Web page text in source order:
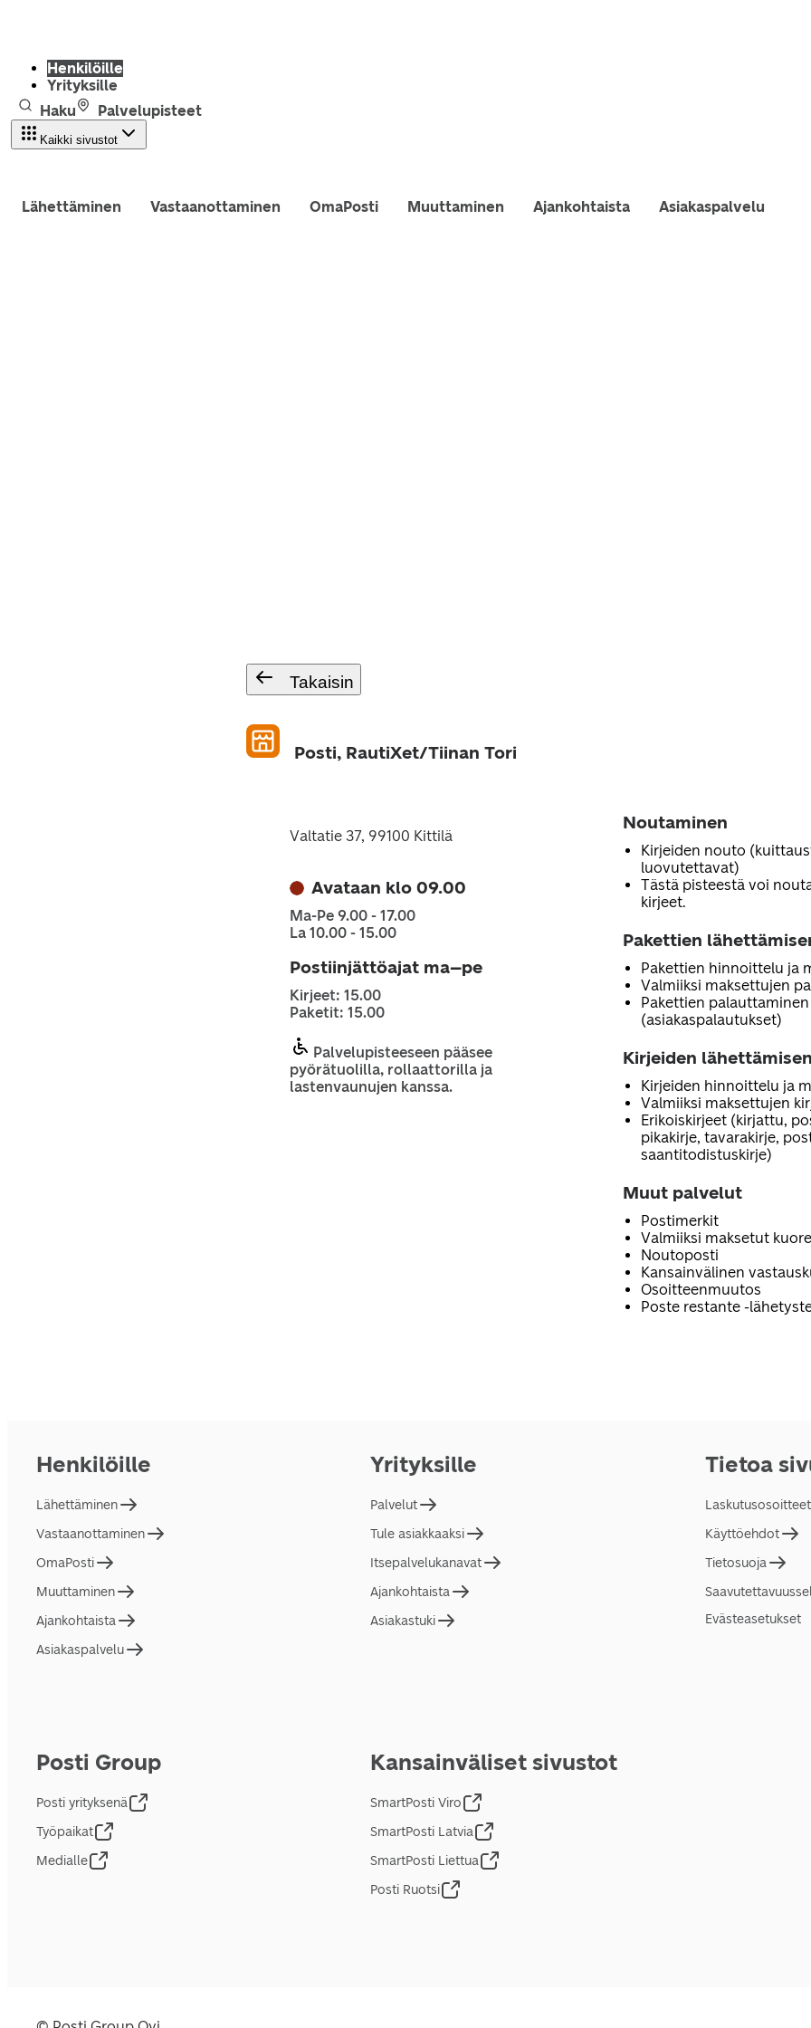
Henkilöille
Yrityksille
Haku
Palvelupisteet
Kaikki sivustot
Lähettäminen Vastaanottaminen OmaPosti Muuttaminen Ajankohtaista Asiakaspalvelu
Takaisin
Posti, RautiXet/Tiinan Tori
Valtatie 37, 99100 Kittilä
Avataan klo 09.00
Ma-Pe 9.00 - 17.00
La 10.00 - 15.00
Postiinjättöajat ma–pe
Kirjeet: 15.00
Paketit: 15.00
Palvelupisteeseen pääsee
pyörätuolilla, rollaattorilla ja
lastenvaunujen kanssa.
Noutaminen
Kirjeiden nouto
luovutettavat)
Tästä pisteestä voi
kirjeet.
Pakettien
Pakettien hinnoittelu ja
Valmiiksi maksettujen
Pakettien palauttaminen
(asiakaspalautukset)
Kirjeiden
Kirjeiden hinnoittelu ja
Valmiiksi maksettujen
Erikoiskirjeet (kirjattu,
pikakirje, tavarakirje,
saantitodistuskirje)
Muut palvelut
Postimerkit
Valmiiksi maksetut
Noutoposti
Kansainvälinen
Osoitteenmuutos
Poste restante -
Henkilöille
Lähettäminen
Vastaanottaminen
OmaPosti
Muuttaminen
Ajankohtaista
Asiakaspalvelu
Yrityksille
Palvelut
Tule asiakkaaksi
Itsepalvelukanavat
Ajankohtaista
Asiakastuki
Tietoa
Laskutusosoitteet
Käyttöehdot
Tietosuoja
Evästeasetukset
Posti Group
Posti yrityksenä
Työpaikat
Medialle
Kansainväliset sivustot
SmartPosti Viro
SmartPosti Latvia
SmartPosti Liettua
Posti Ruotsi